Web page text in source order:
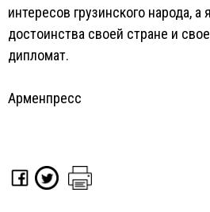
интересов грузинского народа,
достоинства своей стране и
дипломат.
Арменпресс